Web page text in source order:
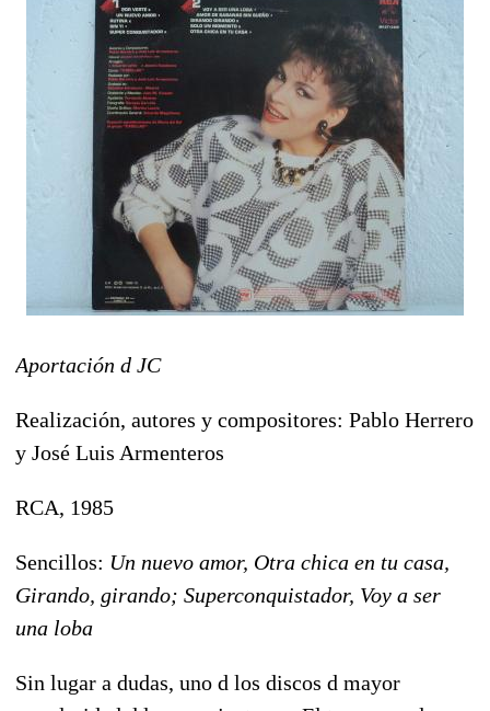
Aportación d JC
Realización, autores y compositores: Pablo Herrero
y José Luis Armenteros
RCA, 1985
Sencillos: Un nuevo amor, Otra chica en tu casa,
Girando, girando; Superconquistador, Voy a ser
una loba
Sin lugar a dudas, uno d los discos d mayor